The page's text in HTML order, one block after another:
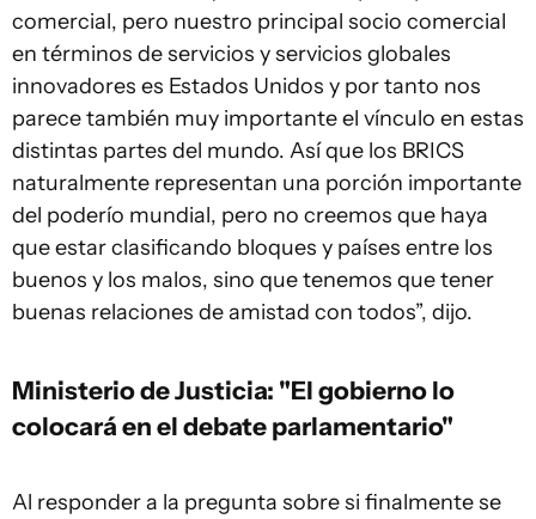
comercial, pero nuestro principal socio comercial
en términos de servicios y servicios globales
innovadores es Estados Unidos y por tanto nos
parece también muy importante el vínculo en estas
distintas partes del mundo. Así que los BRICS
naturalmente representan una porción importante
del poderío mundial, pero no creemos que haya
que estar clasificando bloques y países entre los
buenos y los malos, sino que tenemos que tener
buenas relaciones de amistad con todos”, dijo.
Ministerio de Justicia: "El gobierno lo
colocará en el debate parlamentario"
Al responder a la pregunta sobre si finalmente se